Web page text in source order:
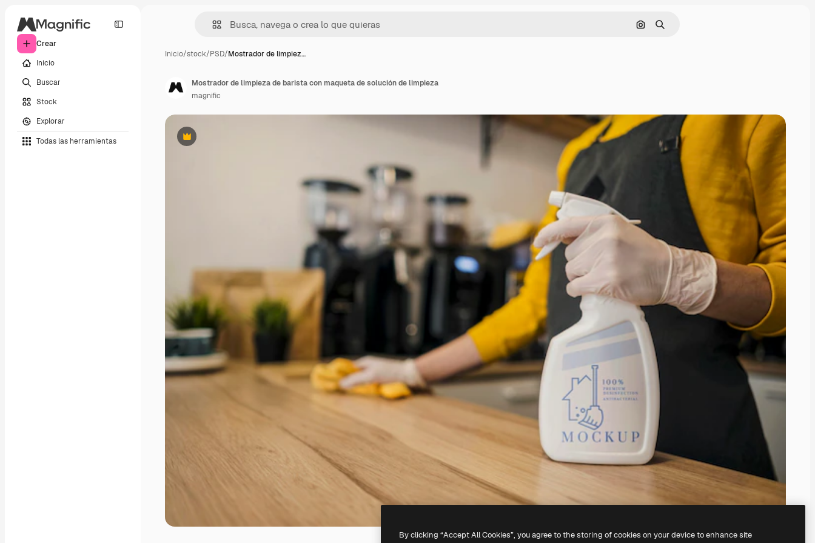
Crear
Inicio
Buscar
Stock
Explorar
Todas las herramientas
Buscar por imagen
Buscar
Inicio/stock/PSD/Mostrador de limpiez…
Premium
Mostrador de limpieza de barista con maqueta de solución de limpieza
magnific
By clicking “Accept All Cookies”, you agree to the storing of cookies on your device to enhance site